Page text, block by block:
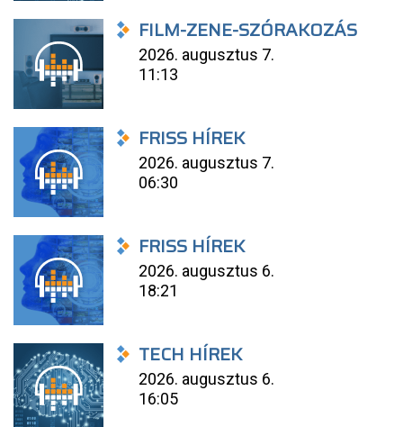
FILM-ZENE-SZÓRAKOZÁS
2026. augusztus 7.
11:13
FRISS HÍREK
2026. augusztus 7.
06:30
FRISS HÍREK
2026. augusztus 6.
18:21
TECH HÍREK
2026. augusztus 6.
16:05